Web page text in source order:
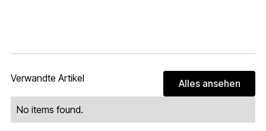
Verwandte Artikel
Alles
Alles ansehen
No items found.